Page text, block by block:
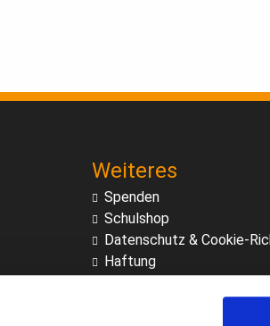
Weiteres
Spenden
Schulshop
Datenschutz & Cookie-
Haftung